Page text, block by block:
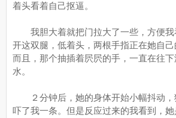
着头看着自己抠逼。
我胆大着就把门拉大了一些，方便我
开这双腿，低着头，两根手指正在她自己
而且，那个抽插着屄屄的手，一直在往
水。
２分钟后，她的身体开始小幅抖动，
吓了我一条。但是反应过来的我看到，